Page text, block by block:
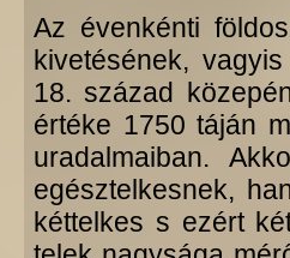
Az évenkénti
kive­tésének,
18. század
értéke 1750 táján
uradalmaiban.
egésztelkesnek,
kéttelkes s ezért